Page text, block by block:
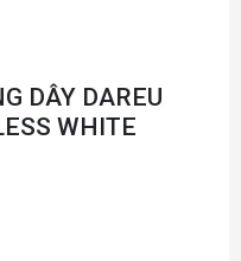
DÂY DAREU
WHITE